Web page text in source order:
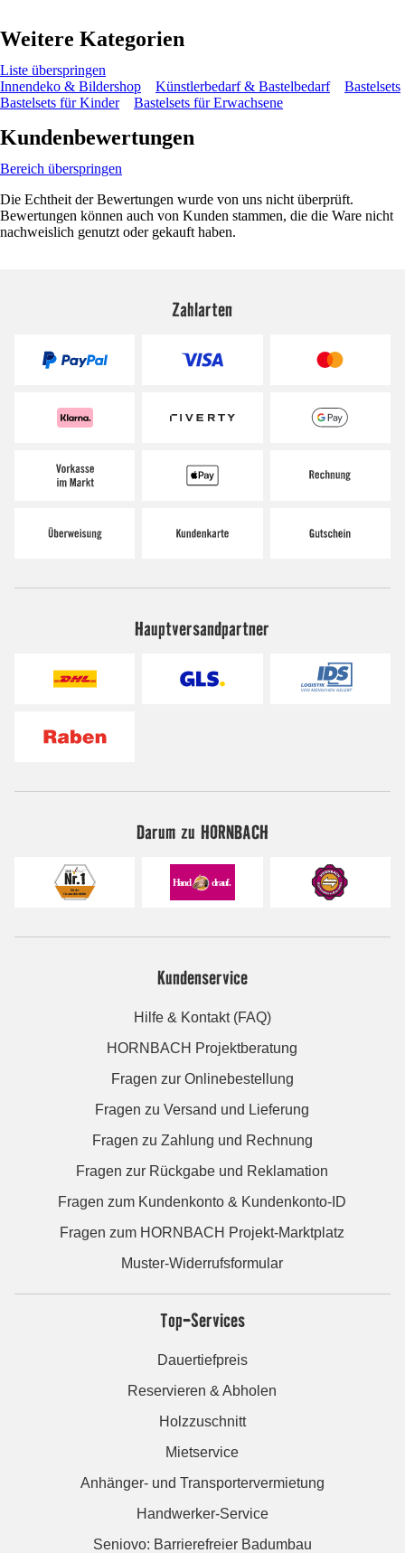
Weitere Kategorien
Liste überspringen
Innendeko & Bildershop
Künstlerbedarf & Bastelbedarf
Bastelsets
Bastelsets für Kinder
Bastelsets für Erwachsene
Kundenbewertungen
Bereich überspringen
Die Echtheit der Bewertungen wurde von uns nicht überprüft.
Bewertungen können auch von Kunden stammen, die die Ware nicht
nachweislich genutzt oder gekauft haben.
Zahlarten
Hauptversandpartner
Darum zu HORNBACH
Kundenservice
Hilfe & Kontakt (FAQ)
HORNBACH Projektberatung
Fragen zur Onlinebestellung
Fragen zu Versand und Lieferung
Fragen zu Zahlung und Rechnung
Fragen zur Rückgabe und Reklamation
Fragen zum Kundenkonto & Kundenkonto-ID
Fragen zum HORNBACH Projekt-Marktplatz
Muster-Widerrufsformular
Top-Services
Dauertiefpreis
Reservieren & Abholen
Holzzuschnitt
Mietservice
Anhänger- und Transportervermietung
Handwerker-Service
Seniovo: Barrierefreier Badumbau